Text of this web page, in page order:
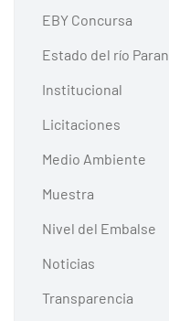
EBY Concursa
Estado del río
Institucional
Licitaciones
Medio Ambiente
Muestra
Nivel del Embalse
Noticias
Transparencia